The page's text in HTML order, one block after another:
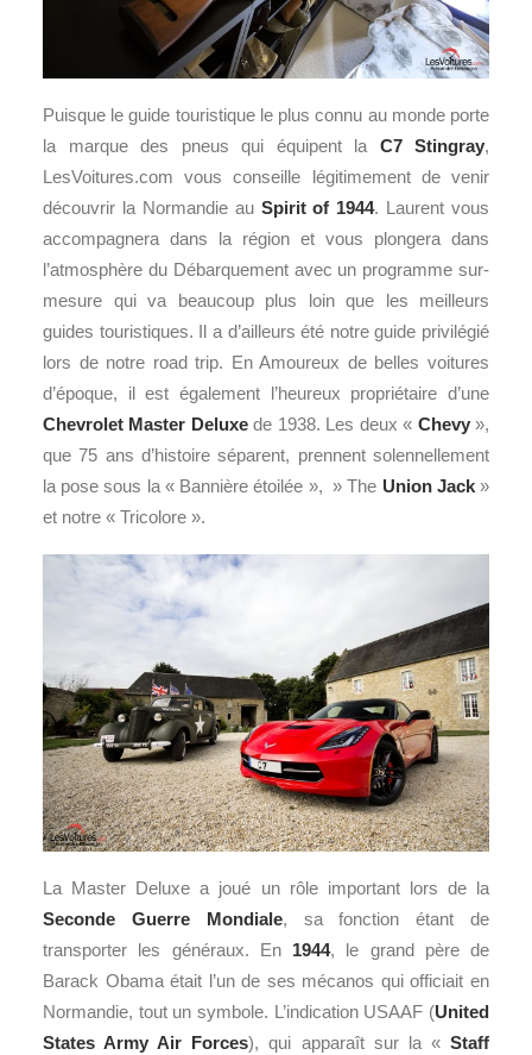
Puisque le guide touristique le plus connu au monde porte
la marque des pneus qui équipent la C7 Stingray,
LesVoitures.com vous conseille légitimement de venir
découvrir la Normandie au Spirit of 1944. Laurent vous
accompagnera dans la région et vous plongera dans
l’atmosphère du Débarquement avec un programme sur-
mesure qui va beaucoup plus loin que les meilleurs
guides touristiques. Il a d’ailleurs été notre guide privilégié
lors de notre road trip. En Amoureux de belles voitures
d’époque, il est également l’heureux propriétaire d’une
Chevrolet Master Deluxede 1938. Les deux « Chevy»,
que 75 ans d’histoire séparent, prennent solennellement
la pose sous la « Bannière étoilée », » The Union Jack»
et notre « Tricolore ».
La Master Deluxe a joué un rôle important lors de la
Seconde Guerre Mondiale, sa fonction étant de
transporter les généraux. En 1944, le grand père de
Barack Obama était l’un de ses mécanos qui officiait en
Normandie, tout un symbole. L’indication USAAF (United
States Army Air Forces), qui apparaît sur la «Staff